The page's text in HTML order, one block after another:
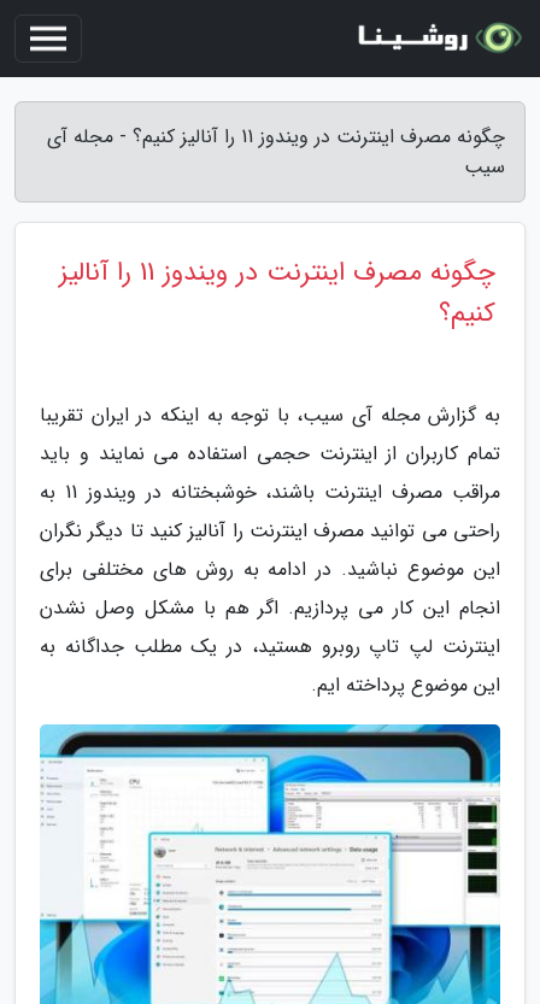
چگونه مصرف اینترنت در ویندوز 11 را آنالیز کنیم؟ - مجله آی
سیب
چگونه مصرف اینترنت در ویندوز 11 را آنالیز
کنیم؟
به گزارش مجله آی سیب، با توجه به اینکه در ایران تقریبا
تمام کاربران از اینترنت حجمی استفاده می نمایند و باید
مراقب مصرف اینترنت باشند، خوشبختانه در ویندوز 11 به
راحتی می توانید مصرف اینترنت را آنالیز کنید تا دیگر نگران
این موضوع نباشید. در ادامه به روش های مختلفی برای
انجام این کار می پردازیم. اگر هم با مشکل وصل نشدن
اینترنت لپ تاپ روبرو هستید، در یک مطلب جداگانه به
این موضوع پرداخته ایم.